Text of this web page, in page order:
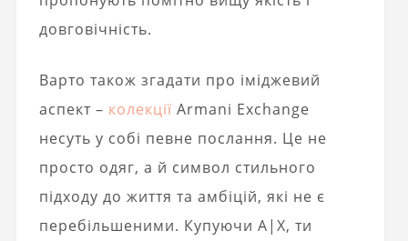
довговічність.
Варто також згадати про іміджевий
аспект – колекції Armani Exchange
несуть у собі певне послання. Це не
просто одяг, а й символ стильного
підходу до життя та амбіцій, які не є
перебільшеними. Купуючи A|X, ти